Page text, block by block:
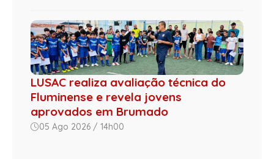
LUSAC realiza avaliação técnica do
Fluminense e revela jovens
aprovados em Brumado
05 Ago 2026 / 14h00